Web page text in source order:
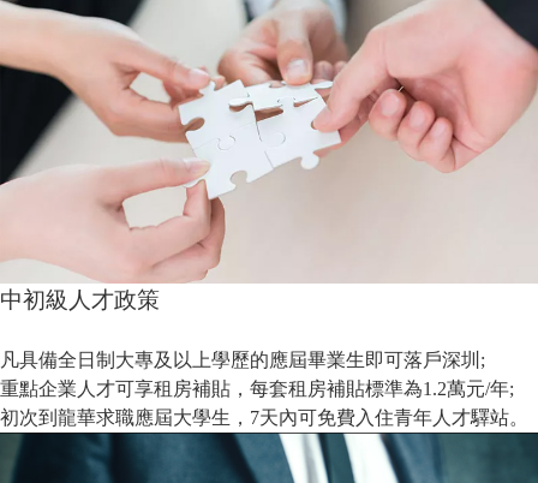
中初級人才政策
凡具備全日制大專及以上學歷的應屆畢業生即可落戶深圳;
重點企業人才可享租房補貼，每套租房補貼標準為1.2萬元/年;
初次到龍華求職應屆大學生，7天內可免費入住青年人才驛站。